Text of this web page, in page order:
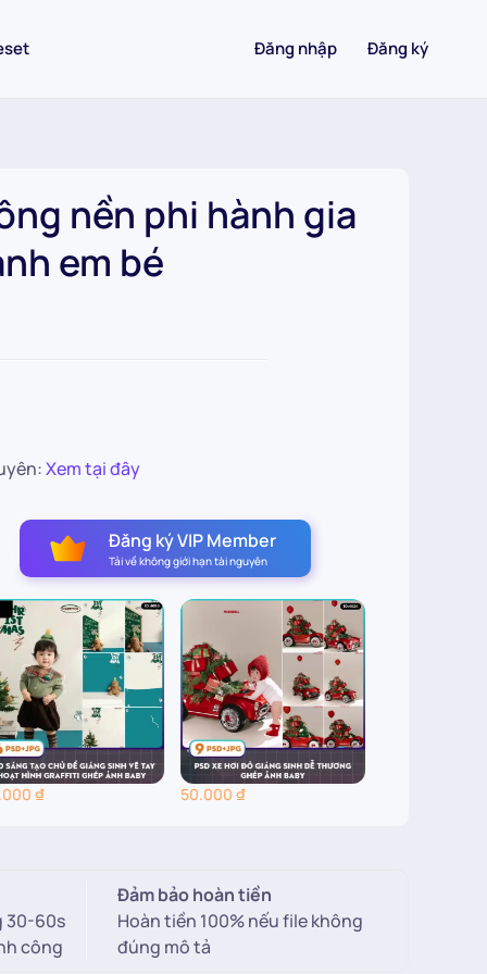
Đăng nhập Đăng ký
nền phi hành gia
em bé
Xem tại đây
Đăng ký VIP Member
Tải về không giới hạn tài nguyên
₫ 50.000 ₫
30-60s
công
Đảm bảo hoàn tiền
Hoàn tiền 100% nếu file không
đúng mô tả